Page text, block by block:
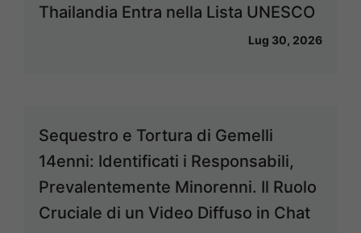
Thailandia Entra nella Lista UNESCO
Lug 30, 2026
Sequestro e Tortura di Gemelli
14enni: Identificati i Responsabili,
Prevalentemente Minorenni. Il Ruolo
Cruciale di un Video Diffuso in Chat